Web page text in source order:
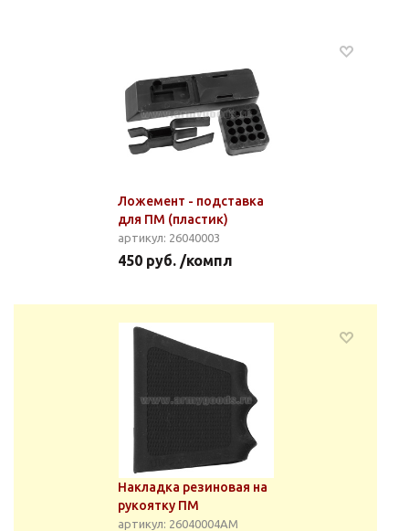
Ложемент - подставка
для ПМ (пластик)
артикул: 26040003
450 руб. /компл
Накладка резиновая на
рукоятку ПМ
артикул: 26040004АМ